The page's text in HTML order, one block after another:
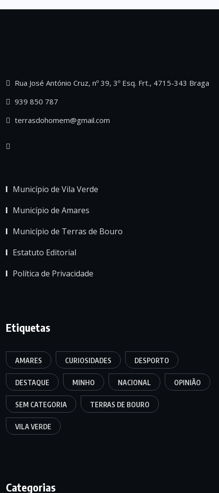
Rua José António Cruz, nº 39, 3º Esq. Frt., 4715-343 Braga
939 850 787
terrasdohomem@gmail.com
Município de Vila Verde
Município de Amares
Município de Terras de Bouro
Estatuto Editorial
Política de Privacidade
Etiquetas
AMARES CURIOSIDADES DESPORTO
DESTAQUE MINHO NACIONAL OPINIÃO
SEM CATEGORIA TERRAS DE BOURO
VILA VERDE
Categorias